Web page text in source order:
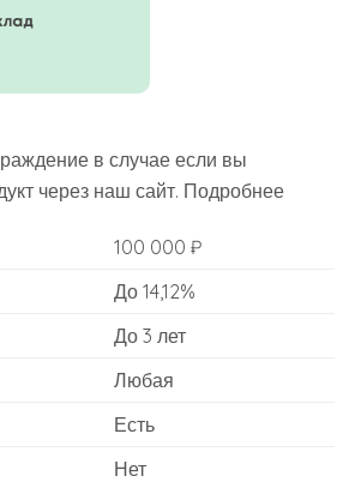
в случае если вы
через наш сайт. Подробнее
100 000 ₽
До 14,12%
До 3 лет
Любая
Есть
Нет